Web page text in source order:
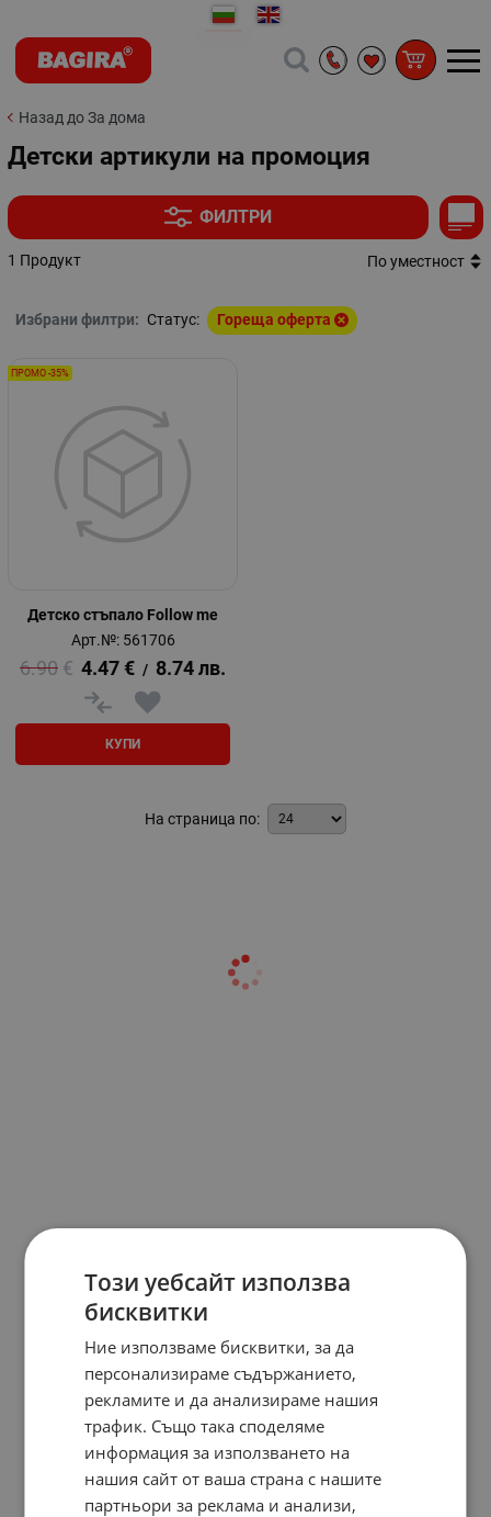
Назад до За дома
Детски артикули на промоция
ФИЛТРИ
1 Продукт По уместност
Избрани филтри: Статус: Гореща оферта
Детско стъпало Follow me
Арт.№: 561706
6.90 € 4.47 € / 8.74 лв.
КУПИ
ПРОМО -35%
На страница по:
Този уебсайт използва
бисквитки
Ние използваме бисквитки, за да
персонализираме съдържанието,
рекламите и да анализираме нашия
трафик. Също така споделяме
информация за използването на
нашия сайт от ваша страна с нашите
партньори за реклама и анализи,